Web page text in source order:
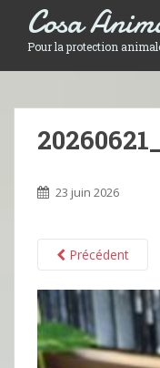
Cosa
Pour la protection
23 juin 2026
Précédent